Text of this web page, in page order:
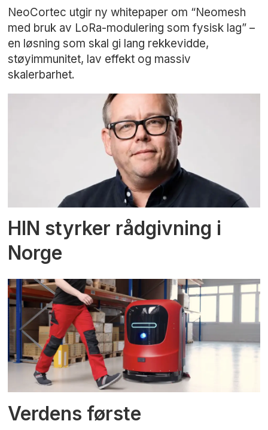
NeoCortec utgir ny whitepaper om “Neomesh
med bruk av LoRa-modulering som fysisk lag” –
en løsning som skal gi lang rekkevidde,
støyimmunitet, lav effekt og massiv
skalerbarhet.
HIN styrker rådgivning i
Norge
Verdens første